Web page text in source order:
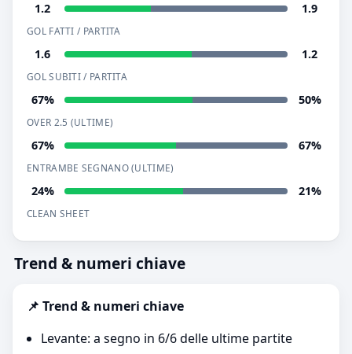
1.2 1.9
GOL FATTI / PARTITA
1.6 1.2
GOL SUBITI / PARTITA
67% 50%
OVER 2.5 (ULTIME)
67% 67%
ENTRAMBE SEGNANO (ULTIME)
24% 21%
CLEAN SHEET
Trend & numeri chiave
📌 Trend & numeri chiave
Levante: a segno in 6/6 delle ultime partite